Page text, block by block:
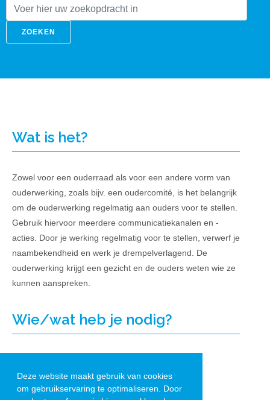
Deze website maakt gebruik van cookies
om gebruikservaring te optimaliseren. Door
ZOEKEN
Wat is het?
Zowel voor een ouderraad als voor een andere vorm van
ouderwerking, zoals bijv. een oudercomité, is het belangrijk
om de ouderwerking regelmatig aan ouders voor te stellen.
Gebruik hiervoor meerdere communicatiekanalen en -
acties. Door je werking regelmatig voor te stellen, verwerf je
naambekendheid en werk je drempelverlagend. De
ouderwerking krijgt een gezicht en de ouders weten wie ze
kunnen aanspreken.
Wie/wat heb je nodig?
Creativiteit en knutselmateriaal
Goede taakverdeling